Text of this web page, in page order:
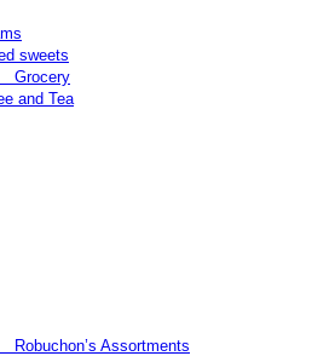
sweets
Grocery
and Tea
Robuchon’s Assortments